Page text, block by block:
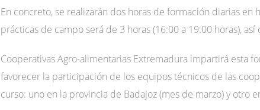
En concreto, se realizarán dos horas de formación diarias
prácticas de campo será de 3 horas (16:00 a 19:00 horas),
Cooperativas Agro-alimentarias Extremadura impartirá esta
favorecer la participación de los equipos técnicos de las
curso: uno en la provincia de Badajoz (mes de marzo) y otro